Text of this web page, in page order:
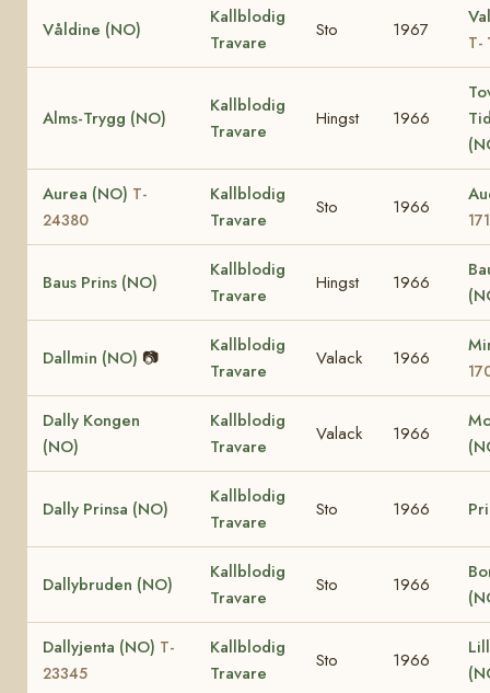
Våldine (NO)
Kallblodig
Travare
Sto 1967
T-
Alms-Trygg (NO)
Kallblodig
Travare
Hingst 1966
Aurea (NO) T-
24380
Kallblodig
Travare
Sto 1966
Baus Prins (NO)
Kallblodig
Travare
Hingst 1966
Dallmin (NO) 📷
Kallblodig
Travare
Valack 1966
Dally Kongen
(NO)
Kallblodig
Travare
Valack 1966
Dally Prinsa (NO)
Kallblodig
Travare
Sto 1966
Dallybruden (NO)
Kallblodig
Travare
Sto 1966
Dallyjenta (NO) T-
23345
Kallblodig
Travare
Sto 1966